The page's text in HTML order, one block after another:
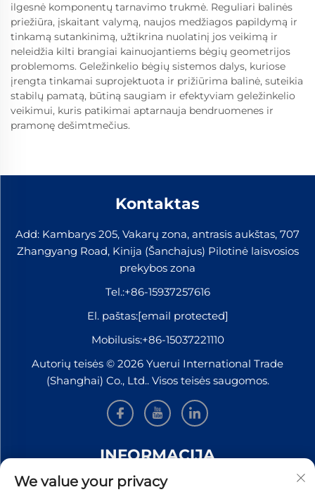
ilgesnė komponentų tarnavimo trukmė. Reguliari balinės
priežiūra, įskaitant valymą, naujos medžiagos papildymą ir
tinkamą sutankinimą, užtikrina nuolatinį jos veikimą ir
neleidžia kilti brangiai kainuojantiems bėgių geometrijos
problemoms. Geležinkelio bėgių sistemos dalys, kuriose
įrengta tinkamai suprojektuota ir prižiūrima balinė, suteikia
stabilų pamatą, būtiną saugiam ir efektyviam geležinkelio
veikimui, kuris patikimai aptarnauja bendruomenes ir
pramonę dešimtmečius.
Kontaktas
Add: Kambarys 205, Vakarų zona, antrasis aukštas, 707
Zhangyang Road, Kinija (Šanchajus) Pilotinė laisvosios
prekybos zona
Tel.:+86-15937257616
El. paštas:[email protected]
Mobilusis:+86-15037221110
Autorių teisės © 2026 Yuerui International Trade
(Shanghai) Co., Ltd.. Visos teisės saugomos.
INFORMACIJA
Užsiregistruokite, kad gautumėte mūsų savaitinį
We value your privacy